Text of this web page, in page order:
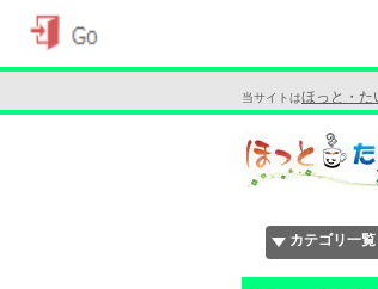
当サイトはほっと・
カテゴリ一覧